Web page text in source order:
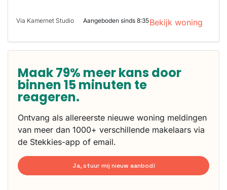
Via Kamernet Studio Aangeboden sinds 8:35Bekijk woning
Maak 79% meer kans door
binnen 15 minuten te
reageren.
Ontvang als allereerste nieuwe woning meldingen
van meer dan 1000+ verschillende makelaars via
de Stekkies-app of email.
Ja, stuur mij nieuw aanbod!